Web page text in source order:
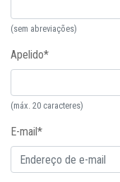
(sem abreviações)
Apelido*
(máx. 20 caracteres)
E-mail*